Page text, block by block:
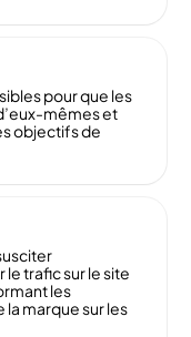
pour que les
mêmes et
objectifs de
trafic sur le site
les
marque sur les